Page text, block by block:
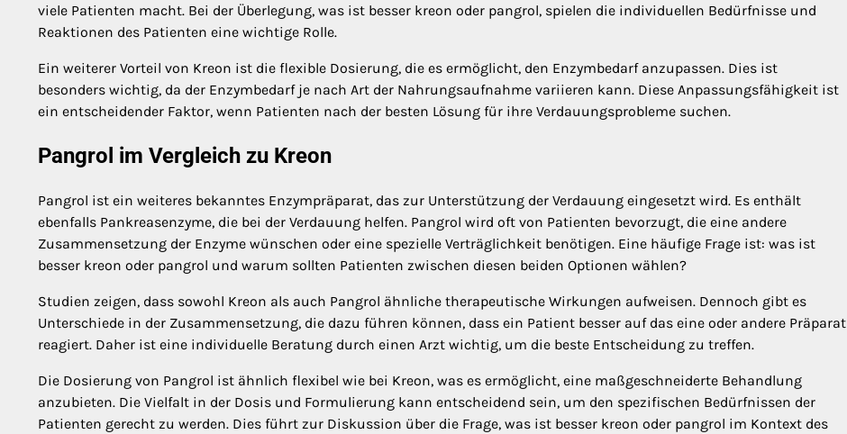
viele Patienten macht. Bei der Überlegung, was ist besser kreon oder pangrol, spielen die individuellen Bedürfnisse und
Reaktionen des Patienten eine wichtige Rolle.
Ein weiterer Vorteil von Kreon ist die flexible Dosierung, die es ermöglicht, den Enzymbedarf anzupassen. Dies ist
besonders wichtig, da der Enzymbedarf je nach Art der Nahrungsaufnahme variieren kann. Diese Anpassungsfähigkeit ist
ein entscheidender Faktor, wenn Patienten nach der besten Lösung für ihre Verdauungsprobleme suchen.
Pangrol im Vergleich zu Kreon
Pangrol ist ein weiteres bekanntes Enzympräparat, das zur Unterstützung der Verdauung eingesetzt wird. Es enthält
ebenfalls Pankreasenzyme, die bei der Verdauung helfen. Pangrol wird oft von Patienten bevorzugt, die eine andere
Zusammensetzung der Enzyme wünschen oder eine spezielle Verträglichkeit benötigen. Eine häufige Frage ist: was ist
besser kreon oder pangrol und warum sollten Patienten zwischen diesen beiden Optionen wählen?
Studien zeigen, dass sowohl Kreon als auch Pangrol ähnliche therapeutische Wirkungen aufweisen. Dennoch gibt es
Unterschiede in der Zusammensetzung, die dazu führen können, dass ein Patient besser auf das eine oder andere Präparat
reagiert. Daher ist eine individuelle Beratung durch einen Arzt wichtig, um die beste Entscheidung zu treffen.
Die Dosierung von Pangrol ist ähnlich flexibel wie bei Kreon, was es ermöglicht, eine maßgeschneiderte Behandlung
anzubieten. Die Vielfalt in der Dosis und Formulierung kann entscheidend sein, um den spezifischen Bedürfnissen der
Patienten gerecht zu werden. Dies führt zur Diskussion über die Frage, was ist besser kreon oder pangrol im Kontext des